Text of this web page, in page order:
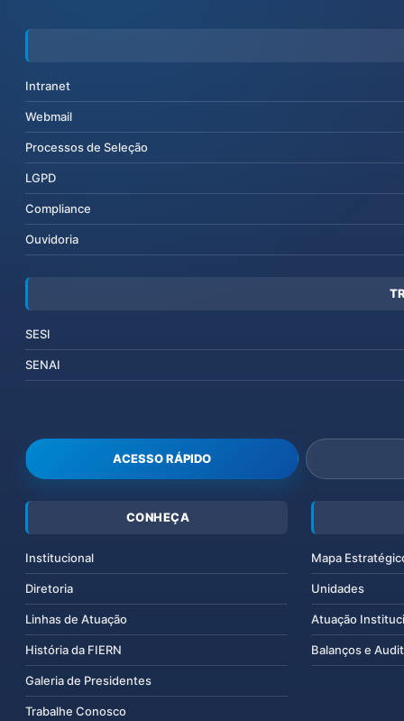
Intranet
Webmail
Processos de Seleção
LGPD
Compliance
Ouvidoria
SESI
SENAI
ACESSO RÁPIDO
CONHEÇA
Institucional
Diretoria
Linhas de Atuação
História da FIERN
Galeria de Presidentes
Trabalhe Conosco
Mapa
Unidades
Atuação
Balanços e